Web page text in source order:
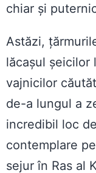
chiar și
Astăzi,
lăcașul
vajnicilor
de-a lungul a
incredibil loc
contemplare
sejur în Ras al